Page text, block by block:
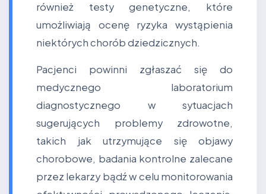
również testy genetyczne, które
umożliwiają ocenę ryzyka wystąpienia
niektórych chorób dziedzicznych.
Pacjenci powinni zgłaszać się do
medycznego laboratorium
diagnostycznego w sytuacjach
sugerujących problemy zdrowotne,
takich jak utrzymujące się objawy
chorobowe, badania kontrolne zalecane
przez lekarzy bądź w celu monitorowania